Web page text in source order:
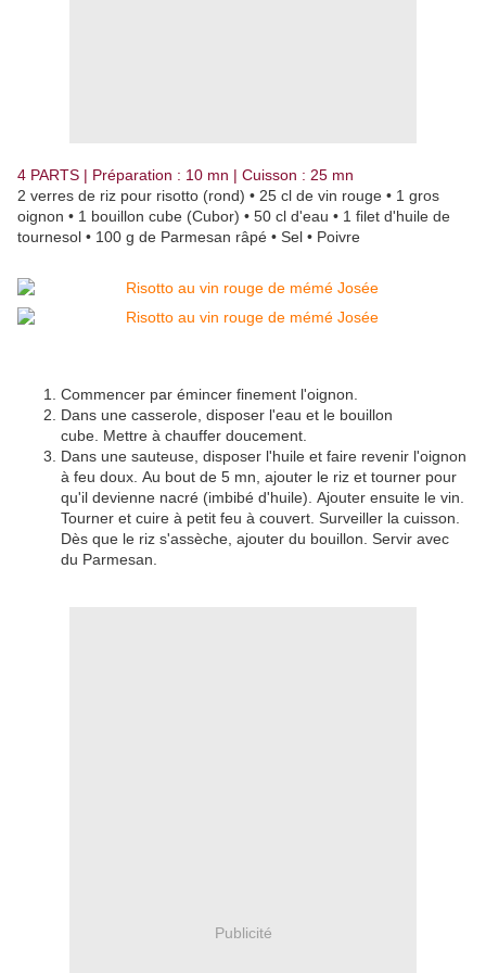
4 PARTS | Préparation : 10 mn | Cuisson : 25 mn
2 verres de riz pour risotto (rond) • 25 cl de vin rouge • 1 gros
oignon • 1 bouillon cube (Cubor) • 50 cl d'eau • 1 filet d'huile de
tournesol • 100 g de Parmesan râpé • Sel • Poivre
Commencer par émincer finement l'oignon.
Dans une casserole, disposer l'eau et le bouillon
cube. Mettre à chauffer doucement.
Dans une sauteuse, disposer l'huile et faire revenir l'oignon
à feu doux. Au bout de 5 mn, ajouter le riz et tourner pour
qu'il devienne nacré (imbibé d'huile). Ajouter ensuite le vin.
Tourner et cuire à petit feu à couvert. Surveiller la cuisson.
Dès que le riz s'assèche, ajouter du bouillon. Servir avec
du Parmesan.
Publicité